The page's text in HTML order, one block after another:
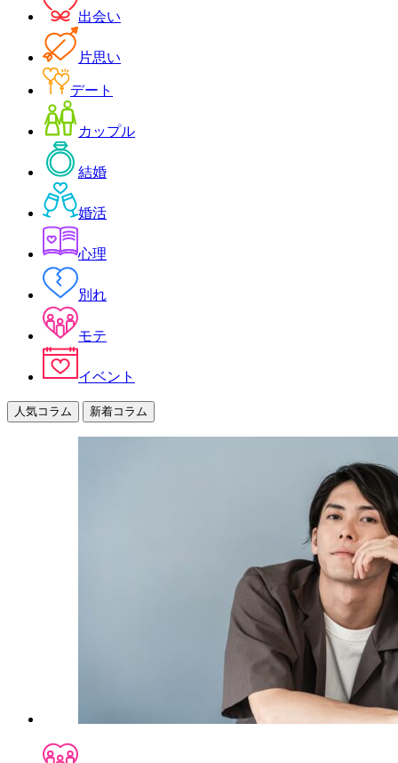
出会い
片思い
デート
カップル
結婚
婚活
心理
別れ
モテ
イベント
人気コラム 新着コラム